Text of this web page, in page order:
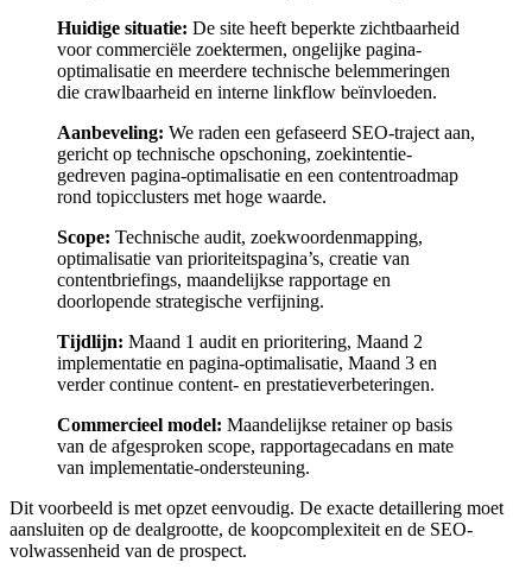
Huidige situatie: De site heeft beperkte zichtbaarheid
voor commerciële zoektermen, ongelijke pagina-
optimalisatie en meerdere technische belemmeringen
die crawlbaarheid en interne linkflow beïnvloeden.
Aanbeveling: We raden een gefaseerd SEO-traject aan,
gericht op technische opschoning, zoekintentie-
gedreven pagina-optimalisatie en een contentroadmap
rond topicclusters met hoge waarde.
Scope: Technische audit, zoekwoordenmapping,
optimalisatie van prioriteitspagina’s, creatie van
contentbriefings, maandelijkse rapportage en
doorlopende strategische verfijning.
Tijdlijn: Maand 1 audit en prioritering, Maand 2
implementatie en pagina-optimalisatie, Maand 3 en
verder continue content- en prestatieverbeteringen.
Commercieel model: Maandelijkse retainer op basis
van de afgesproken scope, rapportagecadans en mate
van implementatie-ondersteuning.
Dit voorbeeld is met opzet eenvoudig. De exacte detaillering moet
aansluiten op de dealgrootte, de koopcomplexiteit en de SEO-
volwassenheid van de prospect.